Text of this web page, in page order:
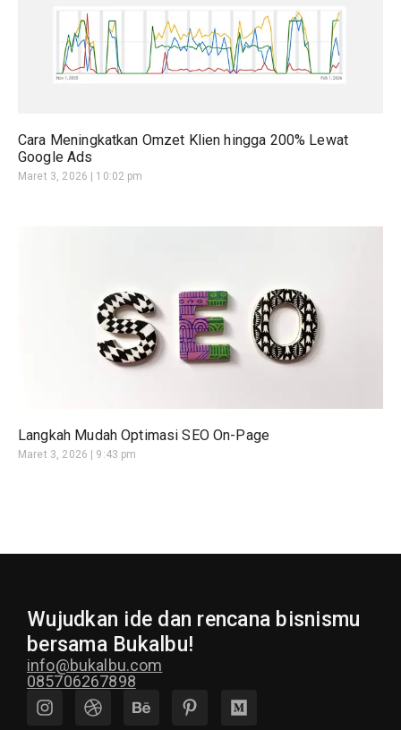
Cara Meningkatkan Omzet Klien hingga 200% Lewat
Google Ads
Maret 3, 2026 10:02 pm
Langkah Mudah Optimasi SEO On-Page
Maret 3, 2026 9:43 pm
Wujudkan ide dan rencana bisnismu
bersama Bukalbu!
info@bukalbu.com
085706267898